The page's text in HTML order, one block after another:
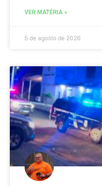
VER MATÉRIA »
5 de agosto de 2026